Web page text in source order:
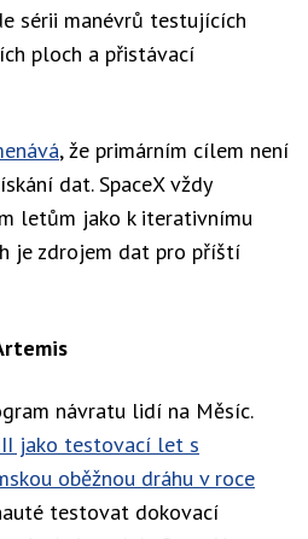
sérii manévrů testujících
ploch a přistávací
, že primárním cílem není
dat. SpaceX vždy
letům jako k iterativnímu
je zdrojem dat pro příští
návratu lidí na Měsíc.
jako testovací let s
oběžnou dráhu v roce
testovat dokovací